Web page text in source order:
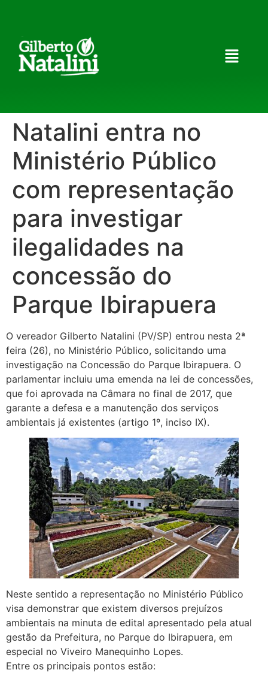
Natalini entra no
Ministério Público
com representação
para investigar
ilegalidades na
concessão do
Parque Ibirapuera
O vereador Gilberto Natalini (PV/SP) entrou nesta 2ª
feira (26), no Ministério Público, solicitando uma
investigação na Concessão do Parque Ibirapuera. O
parlamentar incluiu uma emenda na lei de concessões,
que foi aprovada na Câmara no final de 2017, que
garante a defesa e a manutenção dos serviços
ambientais já existentes (artigo 1º, inciso IX).
Neste sentido a representação no Ministério Público
visa demonstrar que existem diversos prejuízos
ambientais na minuta de edital apresentado pela atual
gestão da Prefeitura, no Parque do Ibirapuera, em
especial no Viveiro Manequinho Lopes.
Entre os principais pontos estão: